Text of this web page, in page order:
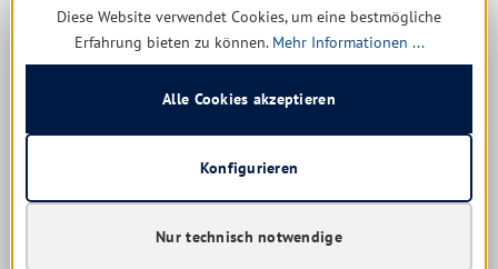
Reißverschluß, XXXL
noch 11 verfügbar, Lieferzeit: 1-5 Tage
Diese Website verwendet Cookies, um eine bestmögliche
Erfahrung bieten zu können. Mehr Informationen ...
Nur technisch notwendige
Konfigurieren
Alle Cookies akzeptieren